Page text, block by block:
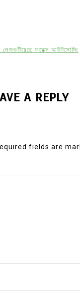
লেজগুটিয়েছে ফরেক্স আউটসোসিং
A REPLY
fields are